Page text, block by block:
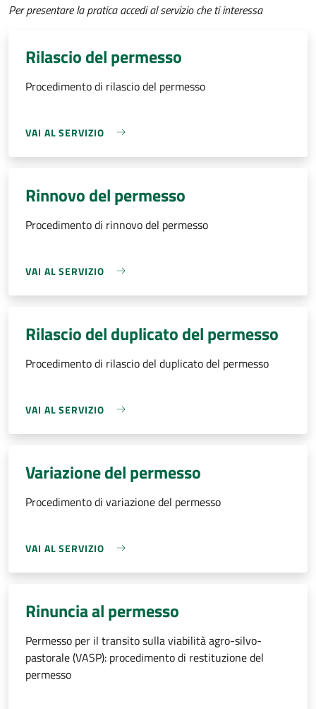
Per presentare la pratica accedi al servizio che ti interessa
Rilascio del permesso
Procedimento di rilascio del permesso
VAI AL SERVIZIO
Rinnovo del permesso
Procedimento di rinnovo del permesso
VAI AL SERVIZIO
Rilascio del duplicato del permesso
Procedimento di rilascio del duplicato del permesso
VAI AL SERVIZIO
Variazione del permesso
Procedimento di variazione del permesso
VAI AL SERVIZIO
Rinuncia al permesso
Permesso per il transito sulla viabilità agro-silvo-
pastorale (VASP): procedimento di restituzione del
permesso